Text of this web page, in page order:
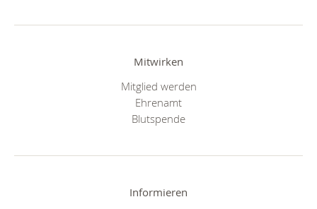
Mitwirken
Mitglied werden
Ehrenamt
Blutspende
Informieren